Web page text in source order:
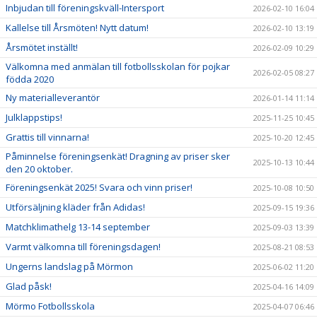
Inbjudan till föreningskväll-Intersport 2026-02-10 16:04
Kallelse till Årsmöten! Nytt datum! 2026-02-10 13:19
Årsmötet inställt! 2026-02-09 10:29
Välkomna med anmälan till fotbollsskolan för pojkar
födda 2020
2026-02-05 08:27
Ny materialleverantör 2026-01-14 11:14
Julklappstips! 2025-11-25 10:45
Grattis till vinnarna! 2025-10-20 12:45
Påminnelse föreningsenkät! Dragning av priser sker
den 20 oktober.
2025-10-13 10:44
Föreningsenkät 2025! Svara och vinn priser! 2025-10-08 10:50
Utförsäljning kläder från Adidas! 2025-09-15 19:36
Matchklimathelg 13-14 september 2025-09-03 13:39
Varmt välkomna till föreningsdagen! 2025-08-21 08:53
Ungerns landslag på Mörmon 2025-06-02 11:20
Glad påsk! 2025-04-16 14:09
Mörmo Fotbollsskola 2025-04-07 06:46